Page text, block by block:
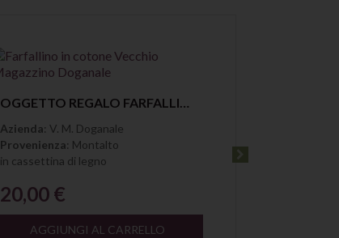
Anteprima OGGETTO REGALO FARFALLINO IN COTONE VECCHIO MAGAZZINO DOGANALE
Azienda: V. M. Doganale
Provenienza: Montalto
in cassettina di legno
20,00 €
AGGIUNGI AL CARRELLO